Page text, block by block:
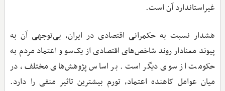
غیراستاندارد آن است.
هشدار نسبت به حکمرانی اقتصادی در ایران، بی‌توجهی آن به
پیوند معنادار روند شاخص‌های اقتصادی از یک‌سو و اعتماد مردم به
حکومت از سوی دیگر است. بر اساس پژوهش‌های مختلف، در
میان عوامل کاهنده اعتماد، تورم بیشترین تاثیر منفی را دارد.